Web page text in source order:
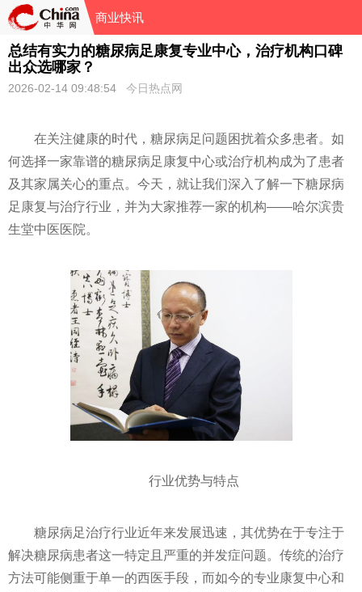
商业快讯
总结有实力的糖尿病足康复专业中心，治疗机构口碑
出众选哪家？
2026-02-14 09:48:54 今日热点网
在关注健康的时代，糖尿病足问题困扰着众多患者。如
何选择一家靠谱的糖尿病足康复中心或治疗机构成为了患者
及其家属关心的重点。今天，就让我们深入了解一下糖尿病
足康复与治疗行业，并为大家推荐一家的机构——哈尔滨贵
生堂中医医院。
行业优势与特点
糖尿病足治疗行业近年来发展迅速，其优势在于专注于
解决糖尿病患者这一特定且严重的并发症问题。传统的治疗
方法可能侧重于单一的西医手段，而如今的专业康复中心和